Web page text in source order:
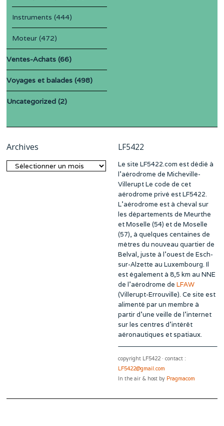
Instruments (444)
Moteur (472)
Ventes-Achats (66)
Voyages et balades (498)
Uncategorized (2)
Archives
Archives
LF5422
Le site LF5422.com est dédié à
l’aérodrome de Micheville-
Villerupt Le code de cet
aérodrome privé est LF5422.
L’aérodrome est à cheval sur
les départements de Meurthe
et Moselle (54) et de Moselle
(57), à quelques centaines de
mètres du nouveau quartier de
Belval, juste à l’ouest de Esch-
sur-Alzette au Luxembourg. Il
est également à 8,5 km au NNE
de l’aérodrome de LFAW
(Villerupt-Errouville). Ce site est
alimenté par un membre à
partir d’une veille de l’internet
sur les centres d’intérêt
aéronautiques et spatiaux.
copyright LF5422 · contact :
LF5422@gmail.com
In the air & host by Pragmacom